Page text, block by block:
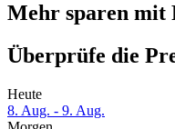
Mehr sparen mit
Überprüfe die
Heute
8. Aug. - 9. Aug.